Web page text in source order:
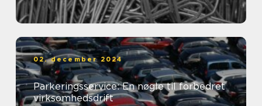
02. december 2024
Parkeringsservice: En nøgle til forbedret
virksomhedsdrift